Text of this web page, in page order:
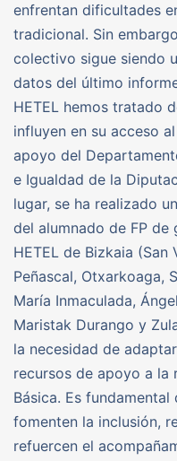
enfrentan dificultades
tradicional. Sin
colectivo sigue siendo
datos del último
HETEL hemos tratado
influyen en su acceso
apoyo del
e Igualdad de la
lugar, se ha realizado
del alumnado de FP de
HETEL de Bizkaia
Peñascal, Otxarkoaga,
María Inmaculada,
Maristak Durango y
la necesidad de
recursos de apoyo a la
Básica. Es
fomenten la inclusión,
refuercen el